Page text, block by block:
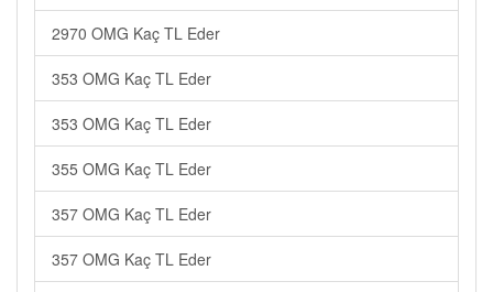
2970 OMG Kaç TL Eder
353 OMG Kaç TL Eder
353 OMG Kaç TL Eder
355 OMG Kaç TL Eder
357 OMG Kaç TL Eder
357 OMG Kaç TL Eder